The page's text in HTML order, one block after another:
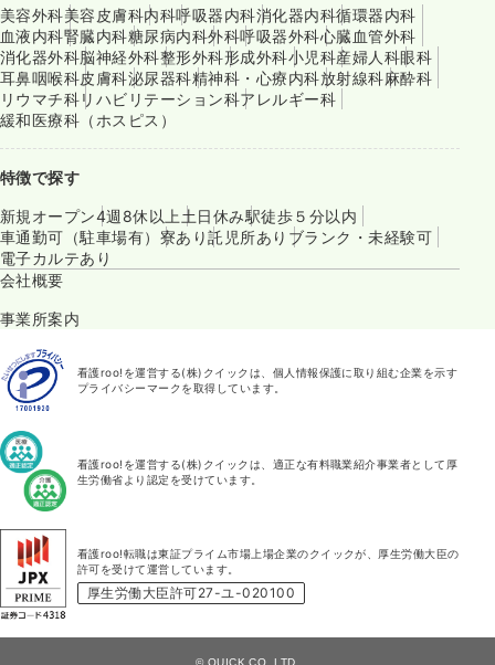
美容外科美容皮膚科内科呼吸器内科消化器内科循環器内科
血液内科腎臓内科糖尿病内科外科呼吸器外科心臓血管外科
消化器外科脳神経外科整形外科形成外科小児科産婦人科眼科
耳鼻咽喉科皮膚科泌尿器科精神科・心療内科放射線科麻酔科
リウマチ科リハビリテーション科アレルギー科
緩和医療科（ホスピス）
特徴で探す
新規オープン4週8休以上 土日休み駅徒歩５分以内
車通勤可（駐車場有） 寮あり託児所あり ブランク・未経験可
電子カルテあり
会社概要
事業所案内
看護roo!を運営する(株)クイックは、個人情報保護に取り組む企業を示す
プライバシーマークを取得しています。
看護roo!を運営する(株)クイックは、適正な有料職業紹介事業者として厚
生労働省より認定を受けています。
看護roo!転職は東証プライム市場上場企業のクイックが、厚生労働大臣の
許可を受けて運営しています。
厚生労働大臣許可27-ユ-020100
© QUICK CO.,LTD.